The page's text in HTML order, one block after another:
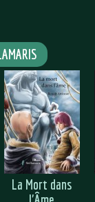
La Mort dans